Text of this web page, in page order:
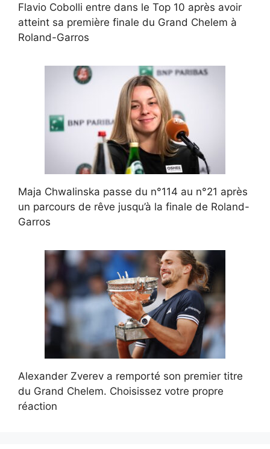
Flavio Cobolli entre dans le Top 10 après avoir
atteint sa première finale du Grand Chelem à
Roland-Garros
Maja Chwalinska passe du n°114 au n°21 après
un parcours de rêve jusqu’à la finale de Roland-
Garros
Alexander Zverev a remporté son premier titre
du Grand Chelem. Choisissez votre propre
réaction